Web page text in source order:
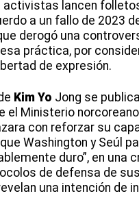
activistas lancen
a un fallo de 2023
derogó una
práctica, por
de expresión.
Kim Yo Jong se
el Ministerio
con reforzar su
Washington y Seúl
duro”, en una
de defensa de
una intención de